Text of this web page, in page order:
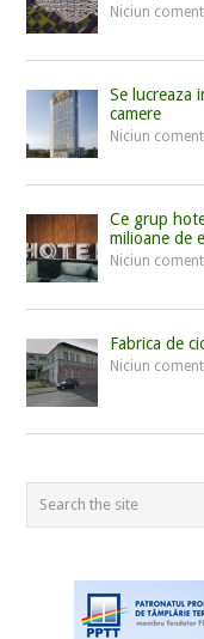
Niciun
Se lucreaza
camere
Niciun
Ce grup
milioane de
Niciun
Fabrica de
Niciun